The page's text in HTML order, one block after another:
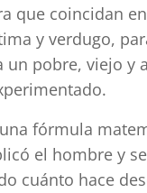
que coincidan
y verdugo,
un pobre, viejo y
fórmula
el hombre y
cuánto hace